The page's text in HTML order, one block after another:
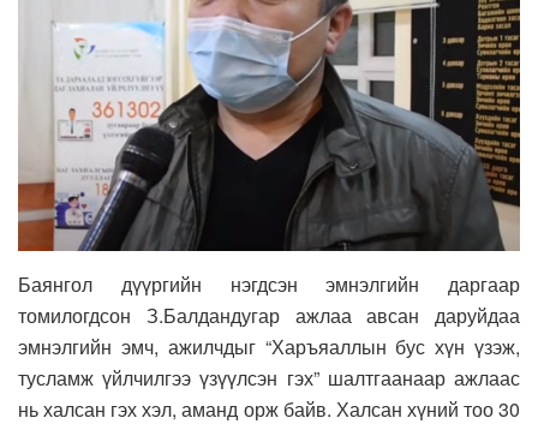
Баянгол дүүргийн нэгдсэн эмнэлгийн даргаар
томилогдсон З.Балдандугар ажлаа авсан даруйдаа
эмнэлгийн эмч, ажилчдыг “Харъяаллын бус хүн үзэж,
тусламж үйлчилгээ үзүүлсэн гэх” шалтгаанаар ажлаас
нь халсан гэх хэл, аманд орж байв. Халсан хүний тоо 30